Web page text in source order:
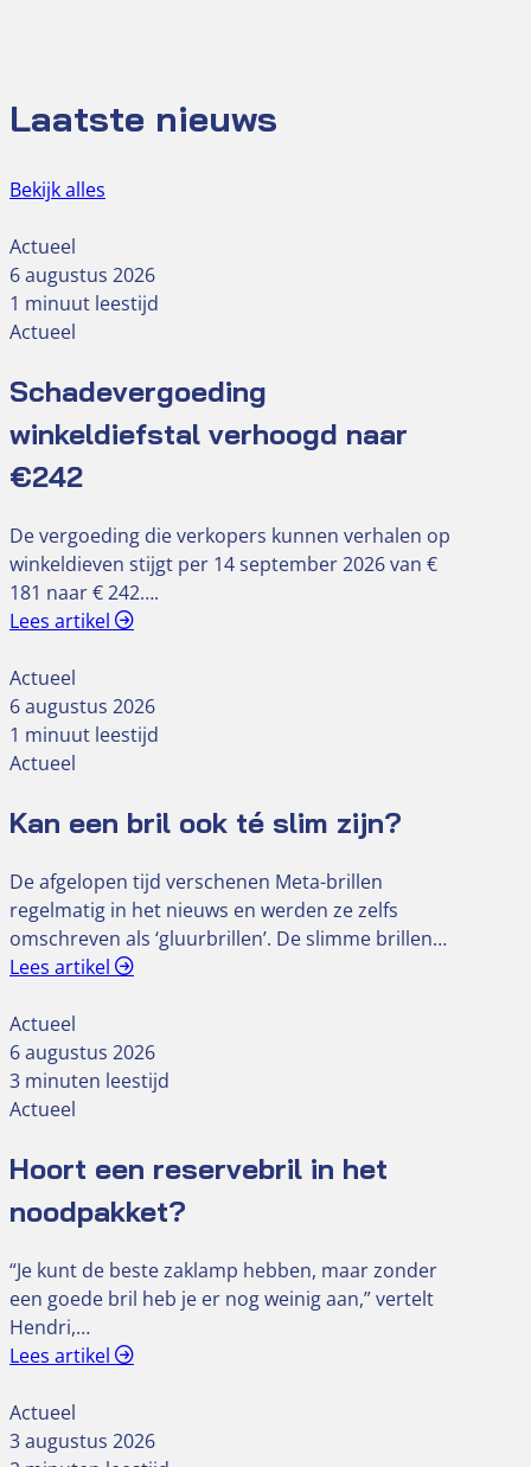
Laatste nieuws
Bekijk alles
Actueel
6 augustus 2026
1 minuut leestijd
Actueel
Schadevergoeding
winkeldiefstal verhoogd naar
€242
De vergoeding die verkopers kunnen verhalen op
winkeldieven stijgt per 14 september 2026 van €
181 naar € 242….
Lees artikel
Actueel
6 augustus 2026
1 minuut leestijd
Actueel
Kan een bril ook té slim zijn?
De afgelopen tijd verschenen Meta-brillen
regelmatig in het nieuws en werden ze zelfs
omschreven als ‘gluurbrillen’. De slimme brillen…
Lees artikel
Actueel
6 augustus 2026
3 minuten leestijd
Actueel
Hoort een reservebril in het
noodpakket?
“Je kunt de beste zaklamp hebben, maar zonder
een goede bril heb je er nog weinig aan,” vertelt
Hendri,…
Lees artikel
Actueel
3 augustus 2026